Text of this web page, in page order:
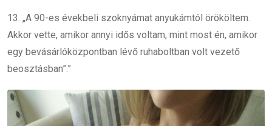
13. „A 90-es évekbeli szoknyámat anyukámtól örököltem.
Akkor vette, amikor annyi idős voltam, mint most én, amikor
egy bevásárlóközpontban lévő ruhaboltban volt vezető
beosztásban”.”